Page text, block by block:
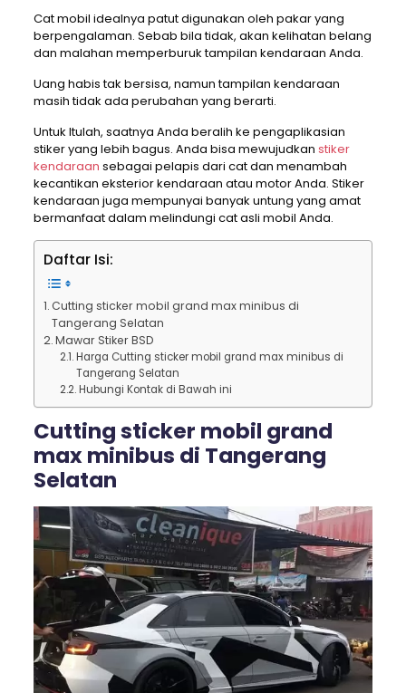
Cat mobil idealnya patut digunakan oleh pakar yang
berpengalaman. Sebab bila tidak, akan kelihatan belang
dan malahan memperburuk tampilan kendaraan Anda.
Uang habis tak bersisa, namun tampilan kendaraan
masih tidak ada perubahan yang berarti.
Untuk Itulah, saatnya Anda beralih ke pengaplikasian
stiker yang lebih bagus. Anda bisa mewujudkan stiker
kendaraan sebagai pelapis dari cat dan menambah
kecantikan eksterior kendaraan atau motor Anda. Stiker
kendaraan juga mempunyai banyak untung yang amat
bermanfaat dalam melindungi cat asli mobil Anda.
Daftar Isi:
Cutting sticker mobil grand max minibus di
Tangerang Selatan
Mawar Stiker BSD
Harga Cutting sticker mobil grand max minibus di
Tangerang Selatan
Hubungi Kontak di Bawah ini
Cutting sticker mobil grand
max minibus di Tangerang
Selatan